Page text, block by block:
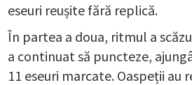
eseuri reușite fără replică.
În partea a doua, ritmul a
a continuat să puncteze,
11 eseuri marcate. Oaspeții au